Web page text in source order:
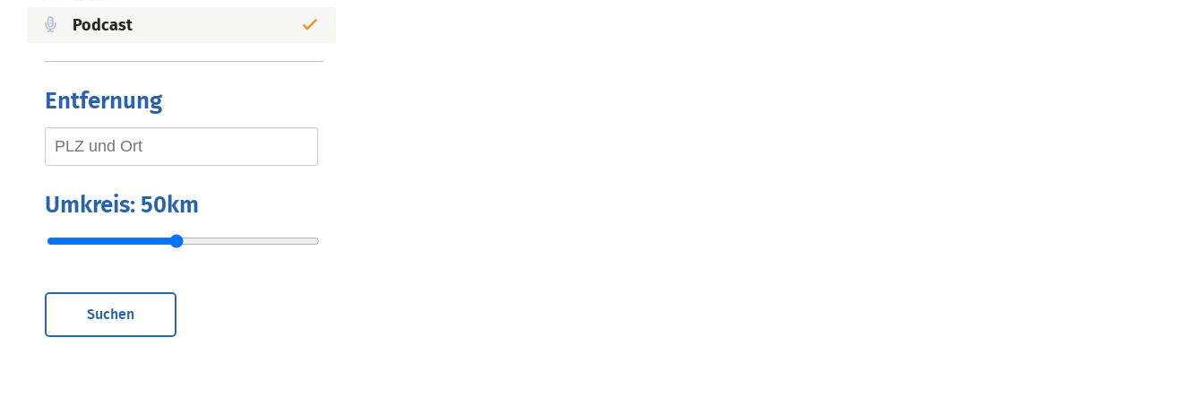
Podcast
Entfernung
Umkreis: 50km
Suchen